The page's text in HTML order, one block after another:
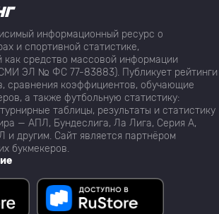
информационный ресурс о
и спортивной статистике,
как средство массовой информации
СМИ ЭЛ № ФС 77-83883). Публикует рейтинги
сравнения коэффициентов, обучающие
а также футбольную статистику:
таблицы, результаты и статистику
— АПЛ, Бундеслига, Ла Лига, Серия А,
другим. Сайт является партнёром
букмекеров.